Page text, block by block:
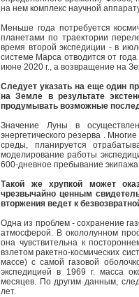
на нем комплекс научной
Меньше года потребуется
планетами по траектории
время второй экспедиции - в
системе Марса отводится от
июне 2020 г., а возвращение на
Следует указать на еще один
на Земле в результате
продумывать возможные
Значение Луны в
энергетического резерва .
среды, планируется
моделирование работы
600-дневное пребывание
Такой же хрупкой может
чрезвычайно ценным
вторжения ведет к
Одна из проблем - сохранение
атмосферой. В окололунном
она чувствительна к
взлетом ракетно-космических
массе) с самой газовой
экспедицией в 1969 г. масса
месяцев. По другим данным,
лет.